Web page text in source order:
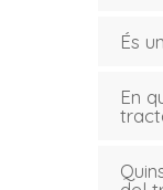
És
En